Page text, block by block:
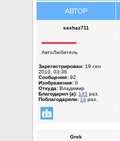
АВТОР
sashaz711
АвтоЛюбитель
Зарегистрирован: 19 сен
2010, 03:36
Сообщения: 92
Изображения: 0
Откуда: Владимир
Благодарил (а): 145 раз.
Поблагодарили: 14 раз.
Grek